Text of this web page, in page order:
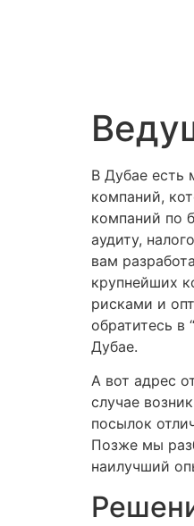
В Дубае есть
компаний,
компаний по
аудиту,
вам
крупнейших
рисками и
обратитесь в
Дубае.
А вот адрес
случае
посылок
Позже мы
наилучший